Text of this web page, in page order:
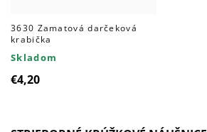
3630 Zamatová darčeková
krabička
Skladom
€4,20